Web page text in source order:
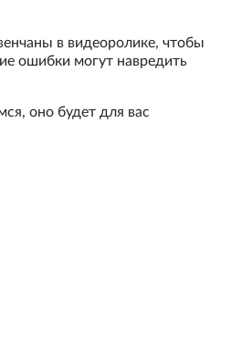
в видеоролике, чтобы
ошибки могут навредить
оно будет для вас